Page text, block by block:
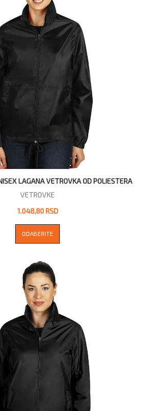
LAGANA VETROVKA OD POLIESTERA
VETROVKE
1.048,80 RSD
ODABERITE